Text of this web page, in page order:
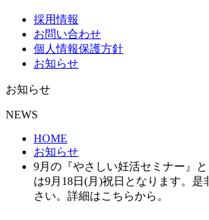
採用情報
お問い合わせ
個人情報保護方針
お知らせ
お知らせ
NEWS
HOME
お知らせ
9月の『やさしい妊活セミナー』と
は9月18日(月)祝日となります。是
さい。詳細はこちらから。